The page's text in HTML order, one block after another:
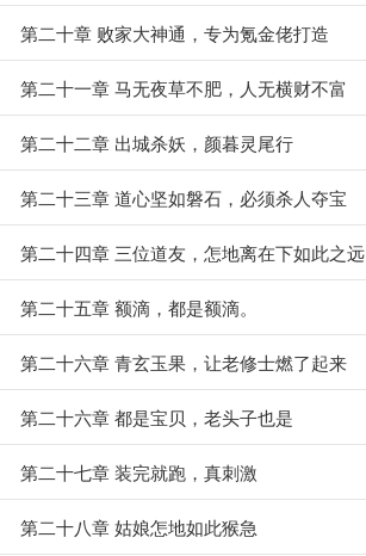
第二十章 败家大神通，专为氪金佬打造
第二十一章 马无夜草不肥，人无横财不富
第二十二章 出城杀妖，颜暮灵尾行
第二十三章 道心坚如磐石，必须杀人夺宝
第二十四章 三位道友，怎地离在下如此之远
第二十五章 额滴，都是额滴。
第二十六章 青玄玉果，让老修士燃了起来
第二十六章 都是宝贝，老头子也是
第二十七章 装完就跑，真刺激
第二十八章 姑娘怎地如此猴急